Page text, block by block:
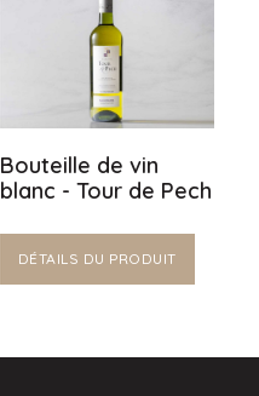
Bouteille de vin
blanc - Tour de Pech
DÉTAILS DU PRODUIT